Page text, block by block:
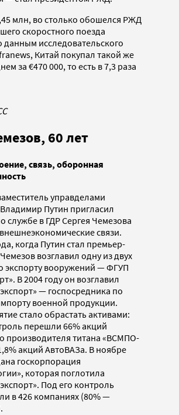
млн, во столько обошелся РЖД
скоростного поезда
данным исследовательского
Китай покупал такой же
за €470 000, то есть в 7,3 раза
60 лет
связь, оборонная
управделами
Путин пригласил
службе в ГДР Сергея Чемезова
связи.
когда Путин стал премьер-
возглавил одну из двух
экспорту вооружений — ФГУП
В 2004 году он возглавил
— госпосредника по
военной продукции.
стало обрастать активами:
перешли 66% акций
производителя титана «ВСМПО-
акций АвтоВАЗа. В ноябре
госкорпорация
которая поглотила
Под его контроль
в 426 компаниях (80% —